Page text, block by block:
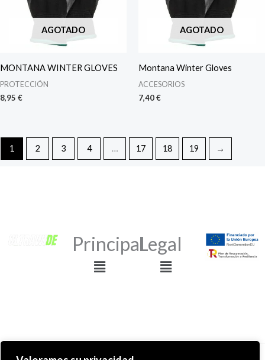
AGOTADO
MONTANA WINTER GLOVES
PROTECCIÓN
8,95 €
AGOTADO
Montana Winter Gloves
ACCESORIOS
7,40€
1 2 3 4 … 17 18 19 →
Principal
Menú
Legal
Menú